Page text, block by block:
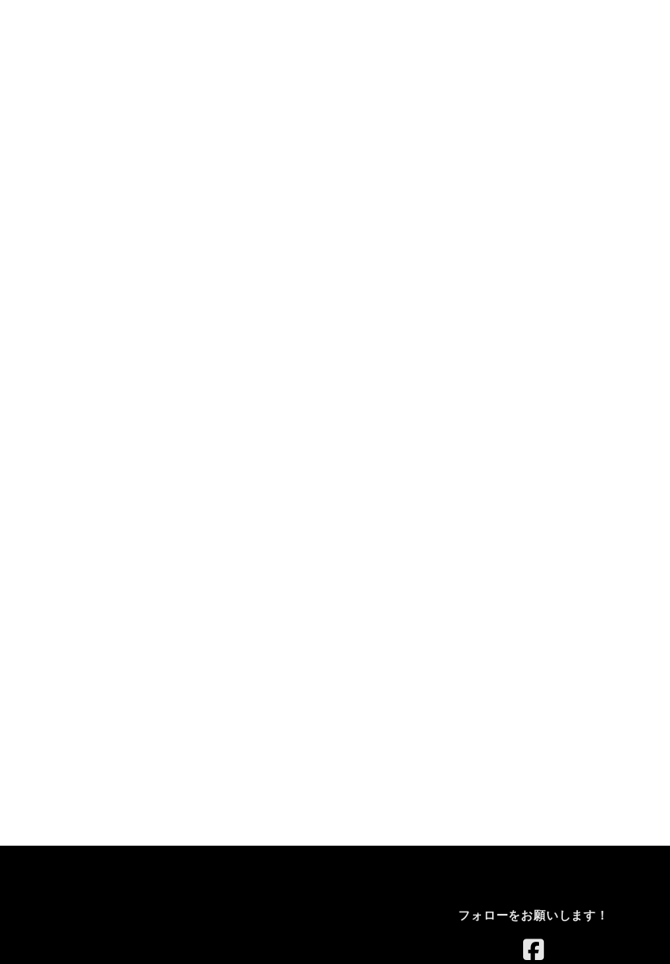
フォローをお願いします！